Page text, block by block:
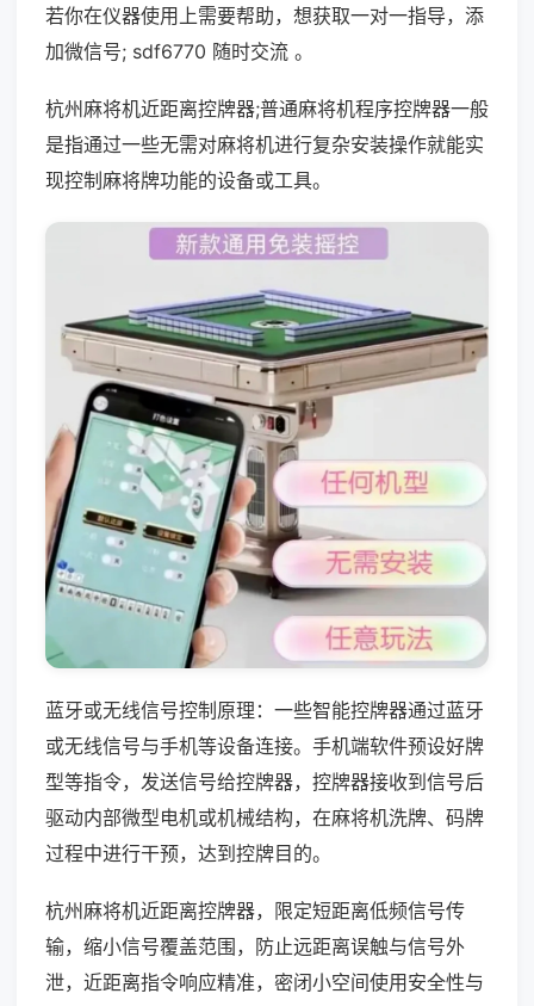
若你在仪器使用上需要帮助，想获取一对一指导，添
加微信号; sdf6770 随时交流 。
杭州麻将机近距离控牌器;普通麻将机程序控牌器一般
是指通过一些无需对麻将机进行复杂安装操作就能实
现控制麻将牌功能的设备或工具。
蓝牙或无线信号控制原理：一些智能控牌器通过蓝牙
或无线信号与手机等设备连接。手机端软件预设好牌
型等指令，发送信号给控牌器，控牌器接收到信号后
驱动内部微型电机或机械结构，在麻将机洗牌、码牌
过程中进行干预，达到控牌目的。
杭州麻将机近距离控牌器，限定短距离低频信号传
输，缩小信号覆盖范围，防止远距离误触与信号外
泄，近距离指令响应精准，密闭小空间使用安全性与